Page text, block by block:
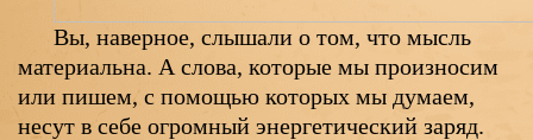
Вы, наверное, слышали о том, что мысль
материальна. А слова, которые мы произносим
или пишем, с помощью которых мы думаем,
несут в себе огромный энергетический заряд.